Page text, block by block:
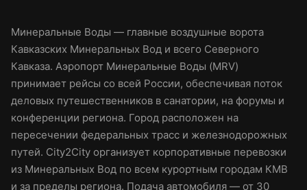
Минеральные Воды — главные воздушные ворота
Кавказских Минеральных Вод и всего Северного
Кавказа. Аэропорт Минеральные Воды (MRV)
принимает рейсы со всей России, обеспечивая поток
деловых путешественников в санатории, на форумы и
конференции региона. Город расположен на
пересечении федеральных трасс и железнодорожных
путей. City2City организует корпоративные перевозки
из Минеральных Вод по всем курортным городам КМВ
и за пределы региона. Подача автомобиля — от 30